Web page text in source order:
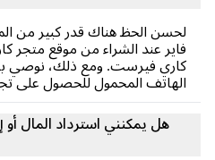
الحظ هناك قدر كبير من
عند الشراء من موقع متجر كاري
فيرست. ومع ذلك، نوصي بشدة
المحمول للحصول على تجربة
هل يمكنني استرداد المال أو